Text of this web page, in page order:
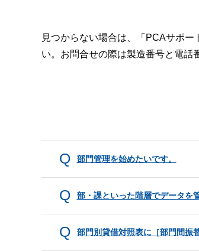
見つからない場合は、「PCAサポ
い。お問合せの際は製造番号と電話
部門管理を始めたいです。
部・課といった階層でデータを
部門別貸借対照表に［部門間振